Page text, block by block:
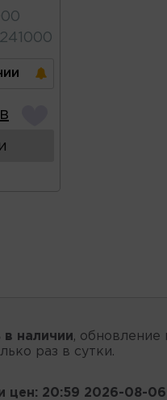
в наличии, обновление
раз в сутки.
цен: 20:59 2026-08-06